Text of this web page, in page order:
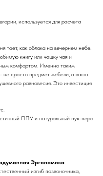
используется для расчета
тает, как облака на вечернем небе.
книгу или чашку чая и
комфортом. Именно таким
не просто предмет мебели, а ваша
равновесия. Это инвестиция
ППУ и натуральный пух-перо
Эргономика
изгиб позвоночника,